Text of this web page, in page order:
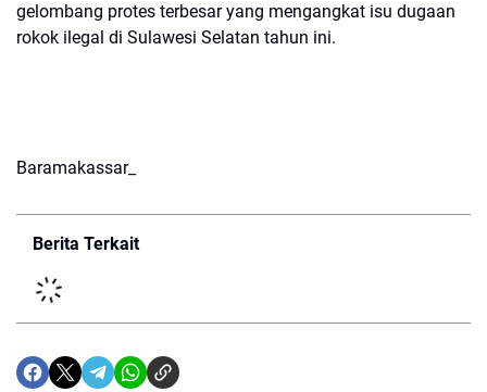
gelombang protes terbesar yang mengangkat isu dugaan
rokok ilegal di Sulawesi Selatan tahun ini.
Baramakassar_
Berita Terkait